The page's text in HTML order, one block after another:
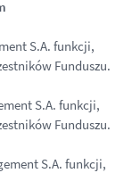
S.A. funkcji,
Funduszu.
S.A. funkcji,
Funduszu.
S.A. funkcji,